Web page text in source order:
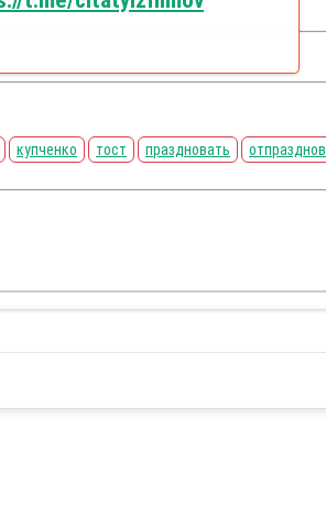
купченко тост праздновать